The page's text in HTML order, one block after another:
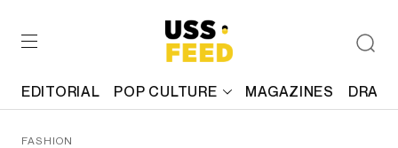
EDITORIAL POP CULTURE MAGAZINES
FASHION